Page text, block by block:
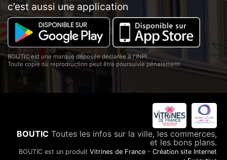
c’est aussi une application
BOUTIC est une marque déposée déclarée à l'INPI
Toute copie ou reprodruction peut être poursuivie pénalement
BOUTIC Toutes les infos sur la ville, les commerces,
et les bons plans.
BOUTIC est un produit Vitrines de France - Création site Internet